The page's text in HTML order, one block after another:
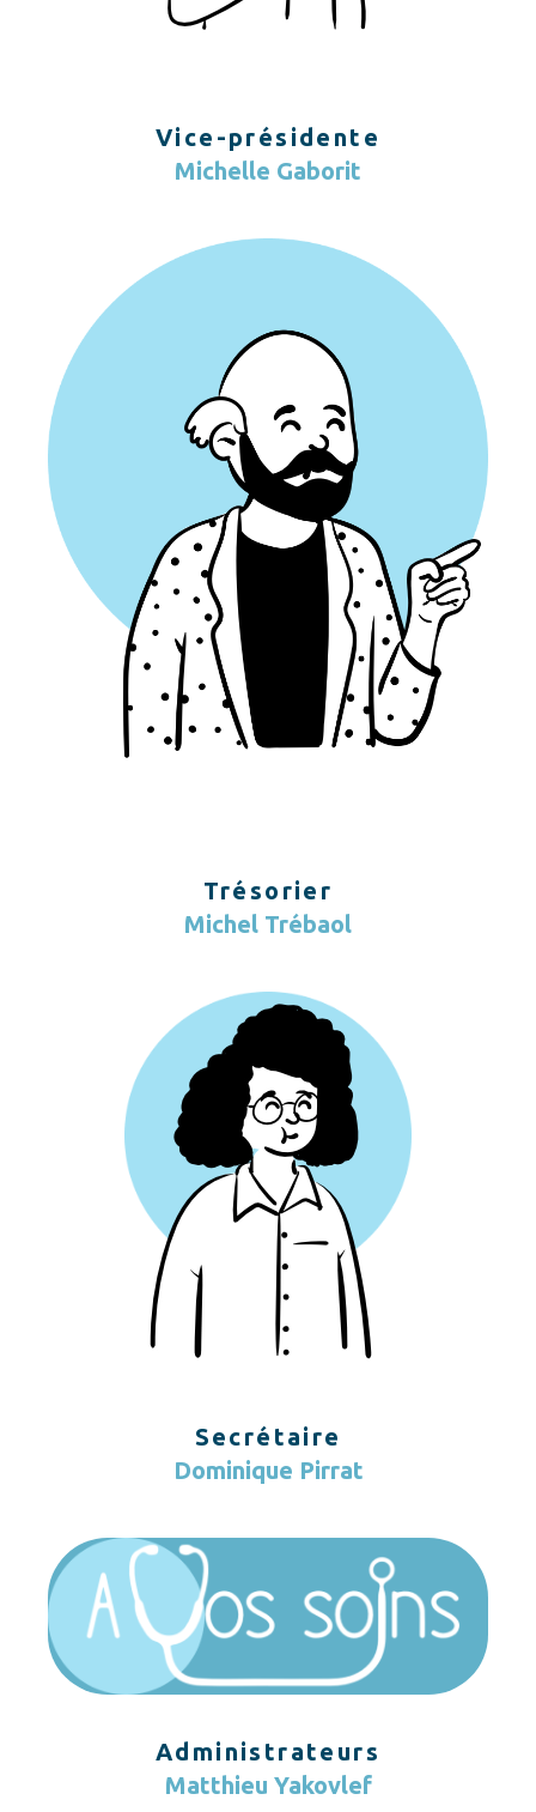
Vice-présidente
Michelle Gaborit
Trésorier
Michel Trébaol
Secrétaire
Dominique Pirrat
Administrateurs
Matthieu Yakovlef